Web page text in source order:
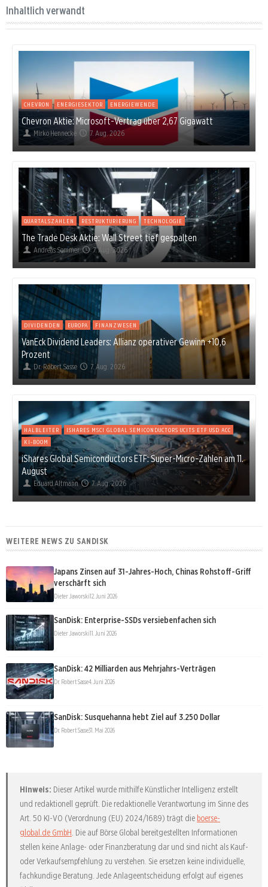
Inhaltlich verwandt
CHEVRON ENERGIESEKTOR ENERGIEWENDE
Chevron Aktie: Microsoft-Vertrag über 2,67 Gigawatt
Mirko Hennecke 7. Aug. 2026
QUARTALSZAHLEN RESTRUKTURIERUNG TECHNOLOGIE
The Trade Desk Aktie: Wall Street tief gespalten
Andreas Sommer 7. Aug. 2026
DIVIDENDEN EUROPA FINANZWESEN
VanEck Dividend Leaders: Allianz operativer Gewinn +10,6
Prozent
Dr. Robert Sasse 7. Aug. 2026
HALBLEITER
ISHARES MSCI GLOBAL SEMICONDUCTORS UCITS ETF USD ACC
KI-BOOM
iShares Global Semiconductors ETF: Super-Micro-Zahlen am 11.
August
Eduard Altmann 7. Aug. 2026
WEITERE NEWS ZU SANDISK
Japans Zinsen auf 31-Jahres-Hoch, Chinas Rohstoff-Griff
verschärft sich
Dieter Jaworski12. Juni 2026
SanDisk: Enterprise-SSDs versiebenfachen sich
Dieter Jaworski11. Juni 2026
SanDisk: 42 Milliarden aus Mehrjahrs-Verträgen
Dr. Robert Sasse4. Juni 2026
SanDisk: Susquehanna hebt Ziel auf 3.250 Dollar
Dr. Robert Sasse31. Mai 2026
Hinweis: Dieser Artikel wurde mithilfe Künstlicher Intelligenz erstellt
und redaktionell geprüft. Die redaktionelle Verantwortung im Sinne des
Art. 50 KI-VO (Verordnung (EU) 2024/1689) trägt die boerse-
global.de GmbH . Die auf Börse Global bereitgestellten Informationen
stellen keine Anlage- oder Finanzberatung dar und sind nicht als Kauf-
oder Verkaufsempfehlung zu verstehen. Sie ersetzen keine individuelle,
fachkundige Beratung. Jede Anlageentscheidung erfolgt auf eigenes